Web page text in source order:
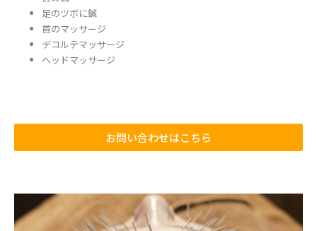
足のツボに鍼
首のマッサージ
デコルテマッサージ
ヘッドマッサージ
お問い合わせはこちら